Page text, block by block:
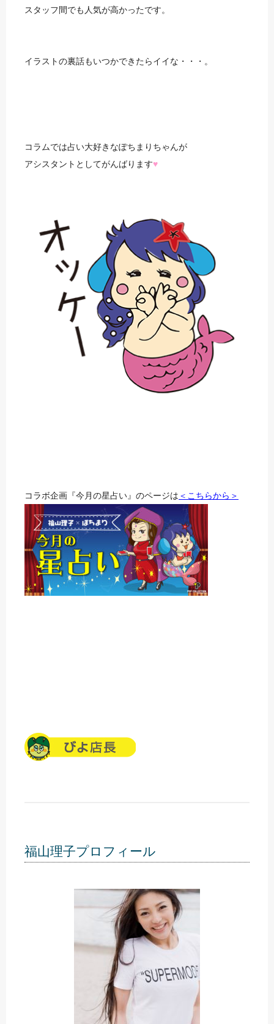
スタッフ間でも人気が高かったです。
イラストの裏話もいつかできたらイイな・・・。
コラムでは占い大好きなぽちまりちゃんが
アシスタントとしてがんばります♥
コラボ企画『今月の星占い』のページは ＜こちらから＞
福山理子プロフィール